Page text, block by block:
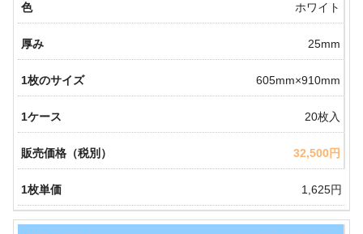
ホワイト
25mm
605mm×910mm
20枚入
32,500円
1,625円